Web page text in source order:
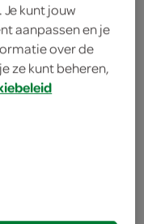
je winkel
Je kunt jouw
aanpassen en je
over de
ze kunt beheren,